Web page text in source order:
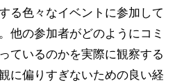
る色々なイベントに参加して
他の参加者がどのようにコミ
ているのかを実際に観察する
に偏りすぎないための良い経